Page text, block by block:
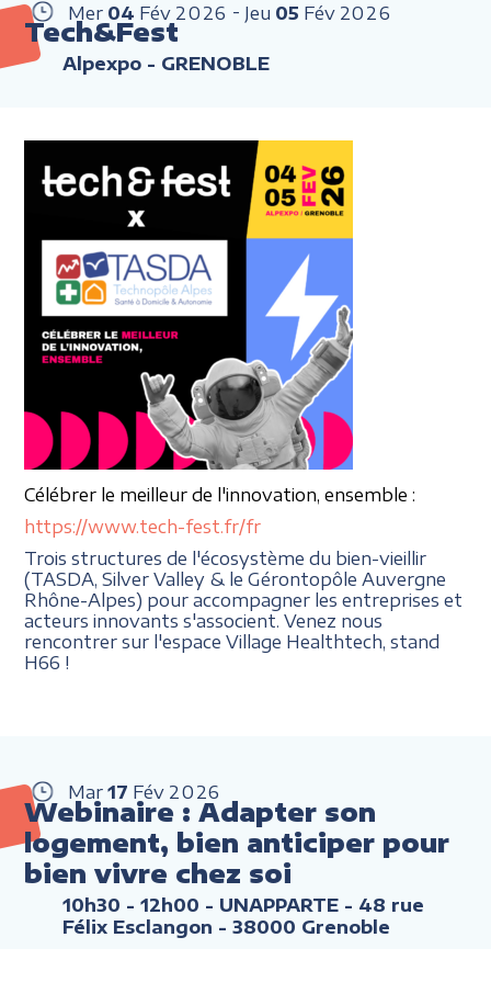
Mer 04 Fév 2026 Jeu 05 Fév 2026
Tech&Fest
Alpexpo - GRENOBLE
Célébrer le meilleurde l'innovation, ensemble :
https://www.tech-fest.fr/fr
Trois structures de l'écosystème du bien-vieillir
(TASDA, Silver Valley & le Gérontopôle Auvergne
Rhône-Alpes) pour accompagner les entreprises et
acteurs innovants s'associent. Venez nous
rencontrer sur l'espace Village Healthtech, stand
H66 !
Mar 17 Fév 2026
Webinaire : Adapter son
logement, bien anticiper pour
bien vivre chez soi
10h30 - 12h00 - UNAPPARTE - 48 rue
Félix Esclangon - 38000 Grenoble